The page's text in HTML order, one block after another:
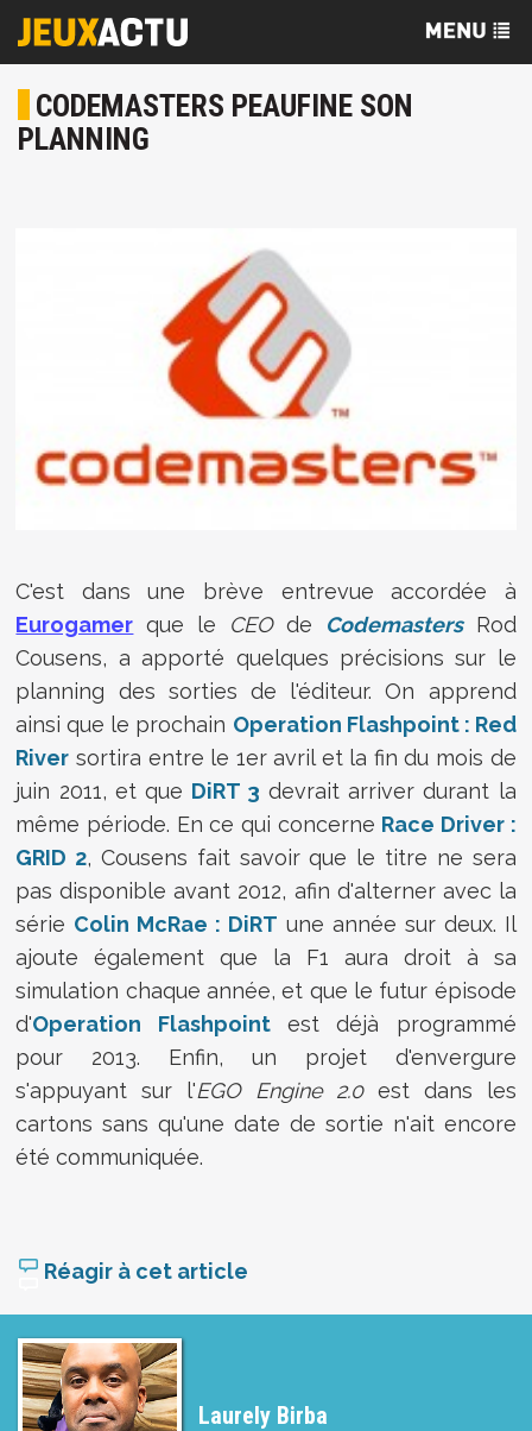
CODEMASTERS PEAUFINE SON
PLANNING
C'est dans une brève entrevue accordée à
Eurogamer que le CEOde CodemastersRod
Cousens, a apporté quelques précisions sur le
planning des sorties de l'éditeur. On apprend
ainsi que le prochain Operation Flashpoint : Red
River sortira entre le 1er avril et la fin du mois de
juin 2011, et que DiRT 3 devrait arriver durant la
même période. En ce qui concerne Race Driver :
GRID 2, Cousens fait savoir que le titre ne sera
pas disponible avant 2012, afin d'alterner avec la
série Colin McRae : DiRT une année sur deux. Il
ajoute également que la F1 aura droit à sa
simulation chaque année, et que le futur épisode
d'Operation Flashpointest déjà programmé
pour 2013. Enfin, un projet d'envergure
s'appuyant sur l'EGO Engine 2.0est dans les
cartons sans qu'une date de sortie n'ait encore
été communiquée.
Réagir à cet article
Laurely Birba